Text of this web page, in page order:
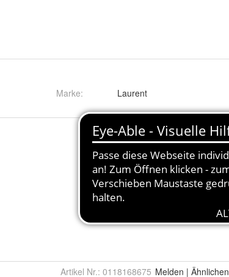
Marke: Laurent
Artikel Nr.: 0118168675 Melden | Ähnlichen